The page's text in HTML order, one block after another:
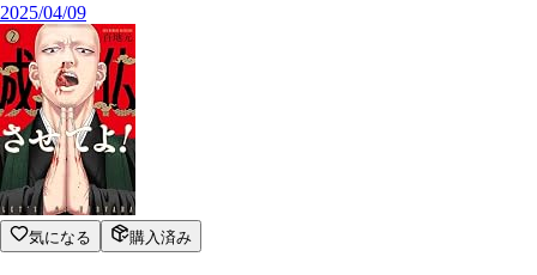
2025/04/09
気になる 購入済み